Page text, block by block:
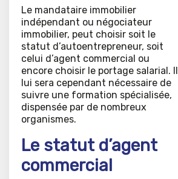
Le mandataire immobilier
indépendant ou négociateur
immobilier, peut choisir soit le
statut d’autoentrepreneur, soit
celui d’agent commercial ou
encore choisir le portage salarial. Il
lui sera cependant nécessaire de
suivre une formation spécialisée,
dispensée par de nombreux
organismes.
Le statut d’agent
commercial